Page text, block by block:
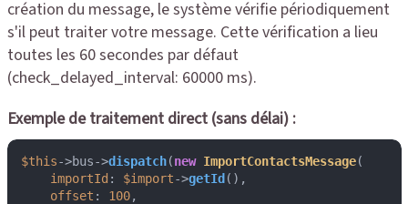
création du message, le système vérifie périodiquement
s'il peut traiter votre message. Cette vérification a lieu
toutes les 60 secondes par défaut
(check_delayed_interval: 60000 ms).
Exemple de traitement direct (sans délai) :
$this->bus->dispatch(new ImportContactsMessage(
importId : $import->getId (),
offset : 100,